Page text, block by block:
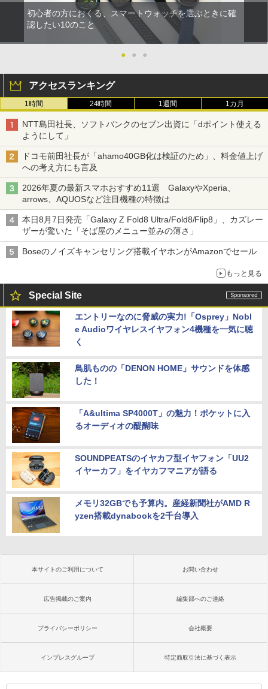
初心者の方におくる、スマートウォッチを選ぶときに確
認したい10のこと
● ● ●
アクセスランキング
1時間 24時間 1週間 1カ月
NTT島田社長、ソフトバンクのセブン出資に「dポイント使える
ようにして」
ドコモ前田社長が「ahamo40GB化は検証のため」、料金値上げ
への考え方にも言及
2026年夏の最新スマホおすすめ11選 GalaxyやXperia、
arrows、AQUOSなど注目機種の特徴は
本日8月7日発売「Galaxy Z Fold8 Ultra/Fold8/Flip8」、カズレー
ザーが驚いた「そば屋のメニュー並みの薄さ」
Boseのノイズキャンセリング搭載イヤホンがAmazonでセール
もっと見る
Special Site
エントリーなのに脅威の実力!「Osprey」Nobl
e Audioワイヤレスイヤフォン4機種を一気に聴
く
鳥肌ものの「DENON HOME」サウンドを体感
した！
「A&ultima SP4000T」の魅力！ポケットに入
るオーディオの醍醐味
SOUNDPEATSのイヤカフ型イヤフォン「UU2
イヤーカフ」をイヤカフマニアが語る
メモリ32GBでも予算内。産経新聞社がAMD R
yzen搭載dynabookを2千台導入
本サイトのご利用について お問い合わせ
広告掲載のご案内 編集部へのご連絡
プライバシーポリシー 会社概要
インプレスグループ 特定商取引法に基づく表示